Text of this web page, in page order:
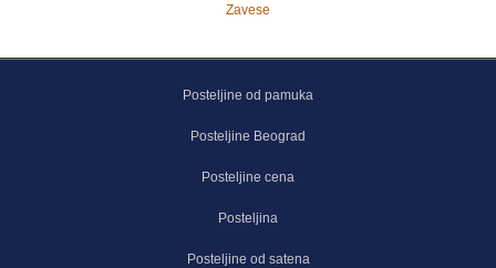
Zavese
Posteljine od pamuka
Posteljine Beograd
Posteljine cena
Posteljina
Posteljine od satena